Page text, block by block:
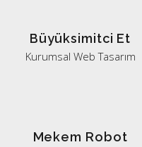
Büyüksimitci Et
Kurumsal Web Tasarım
Mekem Robot